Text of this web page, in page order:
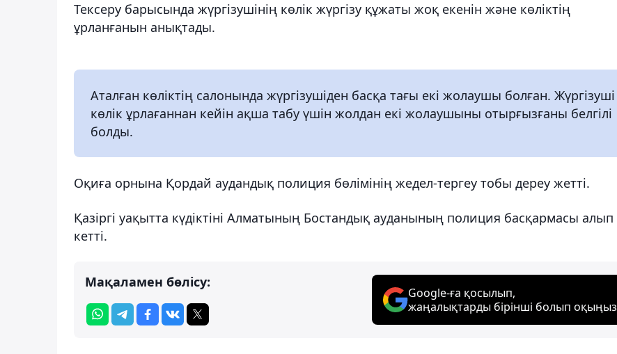
Тексеру барысында жүргізушінің көлік жүргізу құжаты жоқ екенін және көліктің
ұрланғанын анықтады.
Аталған көліктің салонында жүргізушіден басқа тағы екі жолаушы болған. Жүргізуші
көлік ұрлағаннан кейін ақша табу үшін жолдан екі жолаушыны отырғызғаны белгілі
болды.
Оқиға орнына Қордай аудандық полиция бөлімінің жедел-тергеу тобы дереу жетті.
Қазіргі уақытта күдіктіні Алматының Бостандық ауданының полиция басқармасы алып
кетті.
Мақаламен бөлісу:
Google-ға қосылып,
жаңалықтарды бірінші болып оқыңыз